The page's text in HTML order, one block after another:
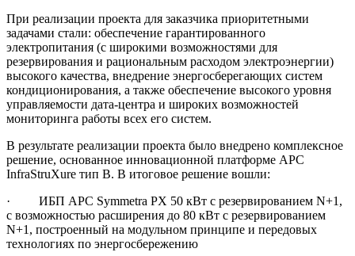
При реализации проекта для заказчика приоритетными
задачами стали: обеспечение гарантированного
электропитания (с широкими возможностями для
резервирования и рациональным расходом электроэнергии)
высокого качества, внедрение энергосберегающих систем
кондиционирования, а также обеспечение высокого уровня
управляемости дата-центра и широких возможностей
мониторинга работы всех его систем.
В результате реализации проекта было внедрено комплексное
решение, основанное инновационной платформе APC
InfraStruXure тип B. В итоговое решение вошли:
· ИБП APC Symmetra PX 50 кВт с резервированием N+1,
с возможностью расширения до 80 кВт с резервированием
N+1, построенный на модульном принципе и передовых
технологиях по энергосбережению